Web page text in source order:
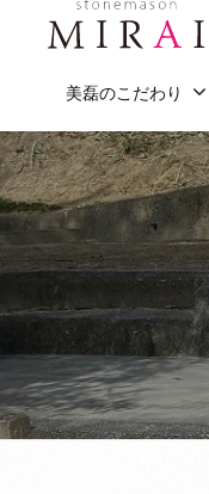
ツ
へ
ス
キ
ッ
限
会
社
美
磊
（
み
ら
い
こ
と
な
ら
「
み
」
に
美磊のこだわり
社
磊
（
み
ら
い
）